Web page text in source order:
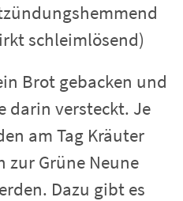
schleimlösend)
Brot gebacken und
darin versteckt. Je
am Tag Kräuter
zur Grüne Neune
Dazu gibt es